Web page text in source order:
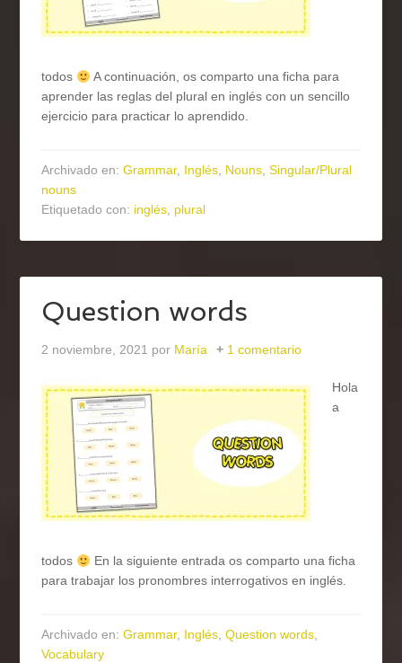
todos
A continuación, os comparto una ficha para
aprender las reglas del plural en inglés con un sencillo
ejercicio para practicar lo aprendido.
Archivado en:Grammar, Inglés, Nouns,Singular/Plural
nouns
Etiquetado con: inglés, plural
Question words
2 noviembre, 2021 por María 1 comentario
Hola
a
todos
En la siguiente entrada os comparto una ficha
para trabajar los pronombres interrogativos en inglés.
Archivado en:Grammar, Inglés,Question words,
Vocabulary